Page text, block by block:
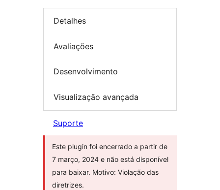
Detalhes
Avaliações
Desenvolvimento
Visualização avançada
Suporte
Este plugin foi encerrado a partir de
7 março, 2024 e não está disponível
para baixar. Motivo: Violação das
diretrizes.